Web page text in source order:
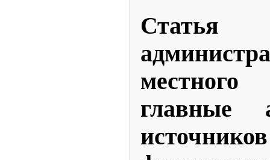
Статья
главные
источников